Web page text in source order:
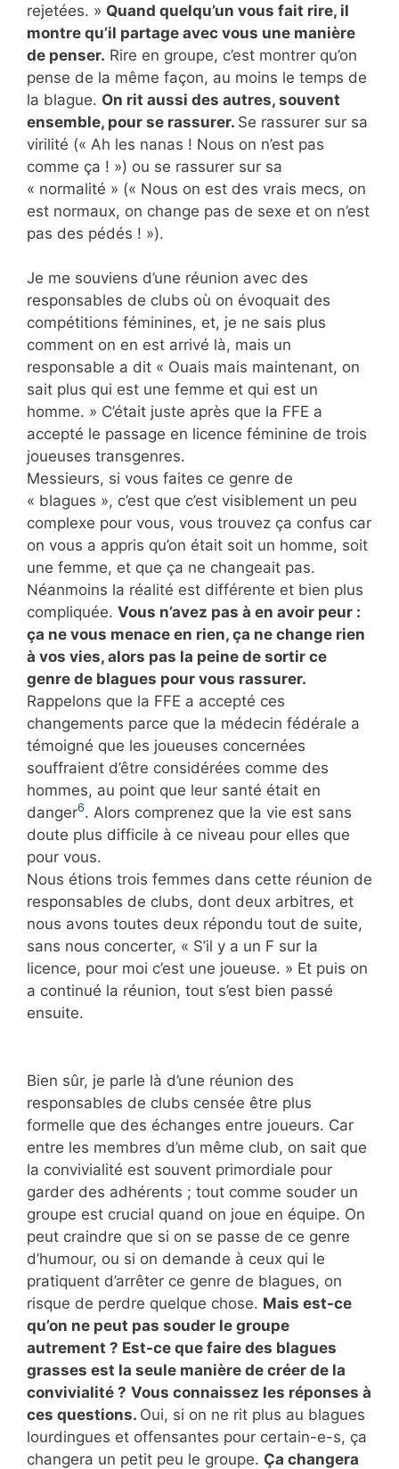
rejetées. » Quand quelqu’un vous fait rire, il
montre qu’il partage avec vous une manière
de penser. Rire en groupe, c’est montrer qu’on
pense de la même façon, au moins le temps de
la blague. On rit aussi des autres, souvent
ensemble, pour se rassurer. Se rassurer sur sa
virilité (« Ah les nanas ! Nous on n’est pas
comme ça ! ») ou se rassurer sur sa
« normalité » (« Nous on est des vrais mecs, on
est normaux, on change pas de sexe et on n’est
pas des pédés ! »).
Je me souviens d’une réunion avec des
responsables de clubs où on évoquait des
compétitions féminines, et, je ne sais plus
comment on en est arrivé là, mais un
responsable a dit « Ouais mais maintenant, on
sait plus qui est une femme et qui est un
homme. » C’était juste après que la FFE a
accepté le passage en licence féminine de trois
joueuses transgenres.
Messieurs, si vous faites ce genre de
« blagues », c’est que c’est visiblement un peu
complexe pour vous, vous trouvez ça confus car
on vous a appris qu’on était soit un homme, soit
une femme, et que ça ne changeait pas.
Néanmoins la réalité est différente et bien plus
compliquée. Vous n’avez pas à en avoir peur :
ça ne vous menace en rien, ça ne change rien
à vos vies, alors pas la peine de sortir ce
genre de blagues pour vous rassurer.
Rappelons que la FFE a accepté ces
changements parce que la médecin fédérale a
témoigné que les joueuses concernées
souffraient d’être considérées comme des
hommes, au point que leur santé était en
danger6. Alors comprenez que la vie est sans
doute plus difficile à ce niveau pour elles que
pour vous.
Nous étions trois femmes dans cette réunion de
responsables de clubs, dont deux arbitres, et
nous avons toutes deux répondu tout de suite,
sans nous concerter, « S’il y a un F sur la
licence, pour moi c’est une joueuse. » Et puis on
a continué la réunion, tout s’est bien passé
ensuite.
Bien sûr, je parle là d’une réunion des
responsables de clubs censée être plus
formelle que des échanges entre joueurs. Car
entre les membres d’un même club, on sait que
la convivialité est souvent primordiale pour
garder des adhérents ; tout comme souder un
groupe est crucial quand on joue en équipe. On
peut craindre que si on se passe de ce genre
d’humour, ou si on demande à ceux qui le
pratiquent d’arrêter ce genre de blagues, on
risque de perdre quelque chose. Mais est-ce
qu’on ne peut pas souder le groupe
autrement ? Est-ce que faire des blagues
grasses est la seule manière de créer de la
convivialité ? Vous connaissez les réponses à
ces questions. Oui, si on ne rit plus au blagues
lourdingues et offensantes pour certain-e-s, ça
changera un petit peu le groupe. Ça changera